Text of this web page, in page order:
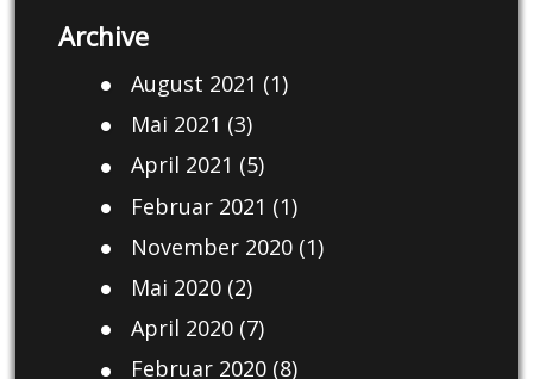
Archive
August 2021 (1)
Mai 2021 (3)
April 2021 (5)
Februar 2021 (1)
November 2020(1)
Mai 2020(2)
April 2020(7)
Februar 2020(8)